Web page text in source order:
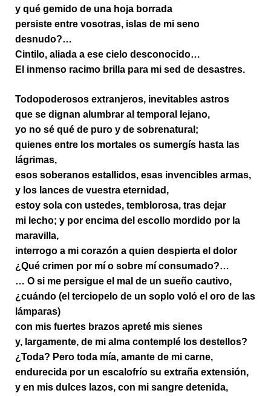
y qué gemido de una hoja borrada
persiste entre vosotras, islas de mi seno
desnudo?…
Cintilo, aliada a ese cielo desconocido…
El inmenso racimo brilla para mi sed de desastres.
Todopoderosos extranjeros, inevitables astros
que se dignan alumbrar al temporal lejano,
yo no sé qué de puro y de sobrenatural;
quienes entre los mortales os sumergís hasta las
lágrimas,
esos soberanos estallidos, esas invencibles armas,
y los lances de vuestra eternidad,
estoy sola con ustedes, temblorosa, tras dejar
mi lecho; y por encima del escollo mordido por la
maravilla,
interrogo a mi corazón a quien despierta el dolor
¿Qué crimen por mí o sobre mí consumado?…
… O si me persigue el mal de un sueño cautivo,
¿cuándo (el terciopelo de un soplo voló el oro de las
lámparas)
con mis fuertes brazos apreté mis sienes
y, largamente, de mi alma contemplé los destellos?
¿Toda? Pero toda mía, amante de mi carne,
endurecida por un escalofrío su extraña extensión,
y en mis dulces lazos, con mi sangre detenida,